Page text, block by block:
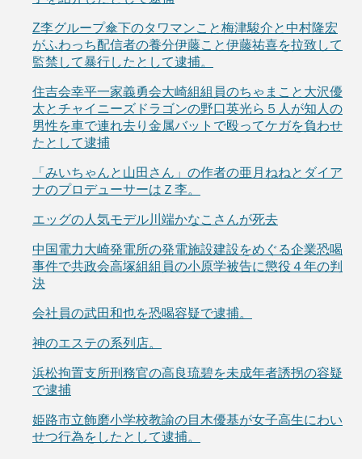
Z李グループ傘下のタワマンこと梅津駿介と中村隆宏
がふわっち配信者の養分伊藤こと伊藤祐喜を拉致して
監禁して暴行したとして逮捕。
住吉会幸平一家義勇会大崎組組員のちゃまこと大沢優
太とチャイニーズドラゴンの野口英光ら５人が知人の
男性を車で連れ去り金属バットで殴ってケガを負わせ
たとして逮捕
「みいちゃんと山田さん」の作者の亜月ねねとダイア
ナのプロデューサーはＺ李。
エッグの人気モデル川端かなこさんが死去
中国電力大崎発電所の発電施設建設をめぐる企業恐喝
事件で共政会高塚組組員の小原学被告に懲役４年の判
決
会社員の武田和也を恐喝容疑で逮捕。
神のエステの系列店。
浜松拘置支所刑務官の高良琉碧を未成年者誘拐の容疑
で逮捕
姫路市立飾磨小学校教諭の目木優基が女子高生にわい
せつ行為をしたとして逮捕。